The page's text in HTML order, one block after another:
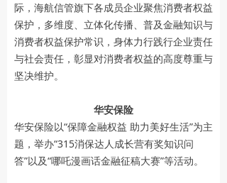
际，海航信管旗下各成员企业聚焦消费者权益
保护，多维度、立体化传播、普及金融知识与
消费者权益保护常识，身体力行践行企业责任
与社会责任，彰显对消费者权益的高度尊重与
坚决维护。
华安保险
华安保险以“保障金融权益 助力美好生活”为主
题，举办“315消保达人成长营有奖知识问
答”以及“哪吒漫画话金融征稿大赛”等活动。